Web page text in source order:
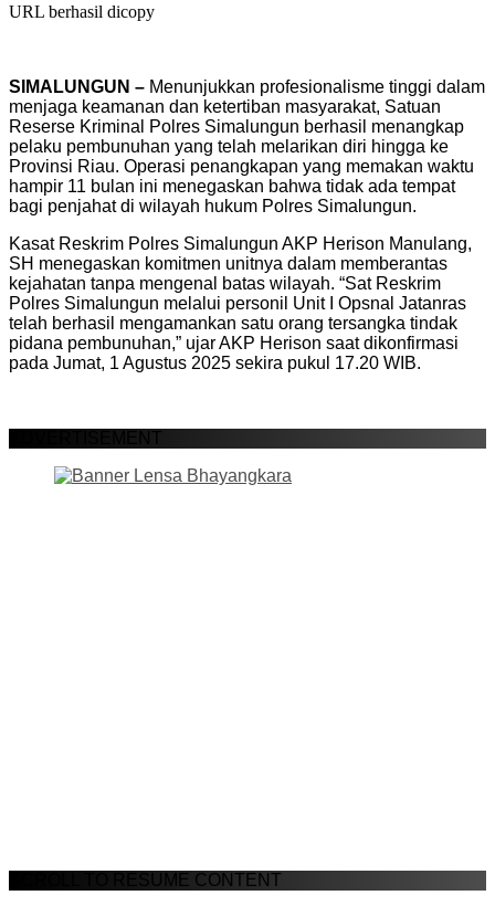
URL berhasil dicopy
SIMALUNGUN – Menunjukkan profesionalisme tinggi dalam
menjaga keamanan dan ketertiban masyarakat, Satuan
Reserse Kriminal Polres Simalungun berhasil menangkap
pelaku pembunuhan yang telah melarikan diri hingga ke
Provinsi Riau. Operasi penangkapan yang memakan waktu
hampir 11 bulan ini menegaskan bahwa tidak ada tempat
bagi penjahat di wilayah hukum Polres Simalungun.
Kasat Reskrim Polres Simalungun AKP Herison Manulang,
SH menegaskan komitmen unitnya dalam memberantas
kejahatan tanpa mengenal batas wilayah. “Sat Reskrim
Polres Simalungun melalui personil Unit I Opsnal Jatanras
telah berhasil mengamankan satu orang tersangka tindak
pidana pembunuhan,” ujar AKP Herison saat dikonfirmasi
pada Jumat, 1 Agustus 2025 sekira pukul 17.20 WIB.
ADVERTISEMENT
SCROLL TO RESUME CONTENT